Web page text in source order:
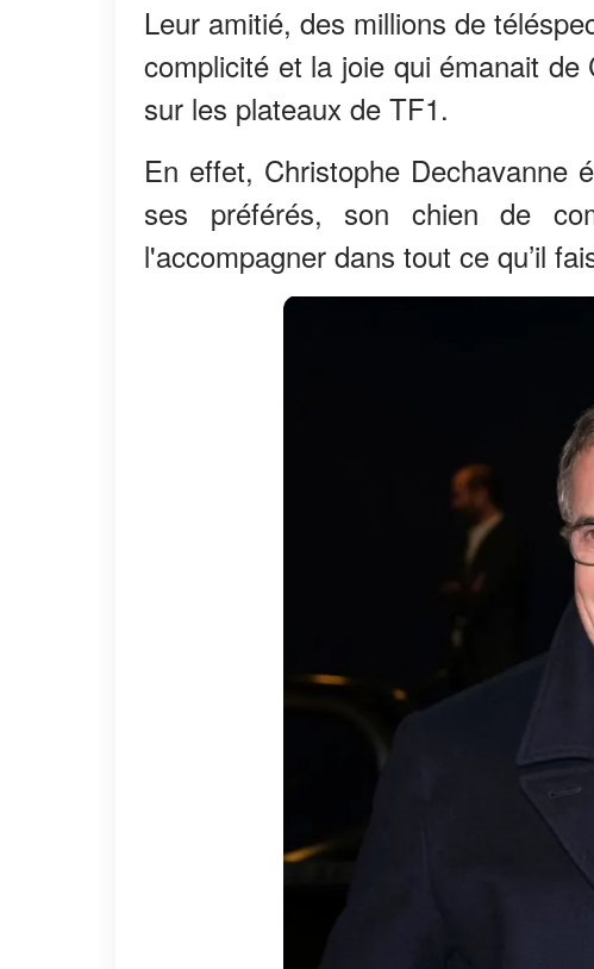
Leur amitié, des millions de
complicité et la joie qui émanait de
sur les plateaux de TF1.
En effet, Christophe Dechavanne
ses préférés, son chien de
l'accompagner dans tout ce qu’il